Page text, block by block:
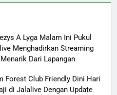
A Lyga Malam Ini Pukul
Menghadirkan Streaming
Dari Lapangan
Forest Club Friendly Dini Hari
di Jalalive Dengan Update